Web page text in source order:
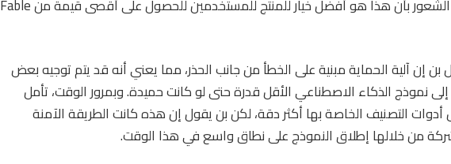
انتهى بنا الأمر للتو إلى الشعور بأن هذا هو أفضل خيار للمنتج للمستخدمين للحصول على أقصى قيمة من Fable
إن آلية الحماية مبنية على الخطأ من جانب الحذر، مما يعني أنه قد يتم توجيه بعض
نموذج الذكاء الاصطناعي الأقل قدرة حتى لو كانت حميدة. وبمرور الوقت، تأمل
أدوات التصنيف الخاصة بها أكثر دقة، لكن بن يقول إن هذه كانت الطريقة الآمنة
من خلالها إطلاق النموذج على نطاق واسع في هذا الوقت.